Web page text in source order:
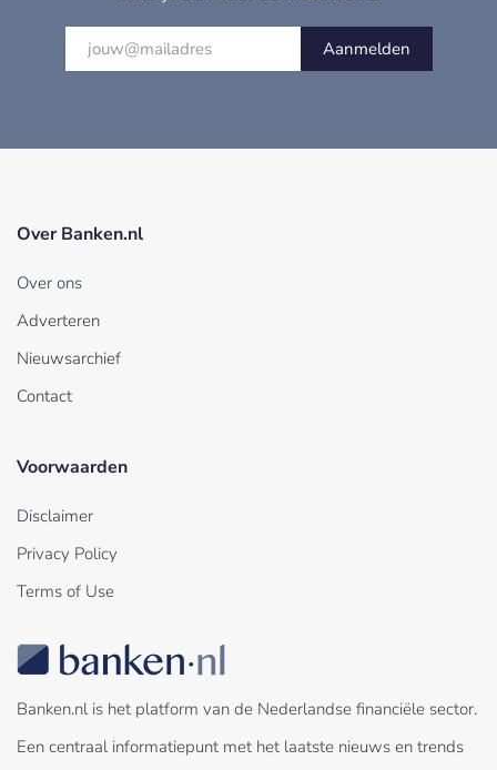
Aanmelden
Over Banken.nl
Over ons
Adverteren
Nieuwsarchief
Contact
Voorwaarden
Disclaimer
Privacy Policy
Terms of Use
Banken.nl is het platform van de Nederlandse financiële sector.
Een centraal informatiepunt met het laatste nieuws en trends